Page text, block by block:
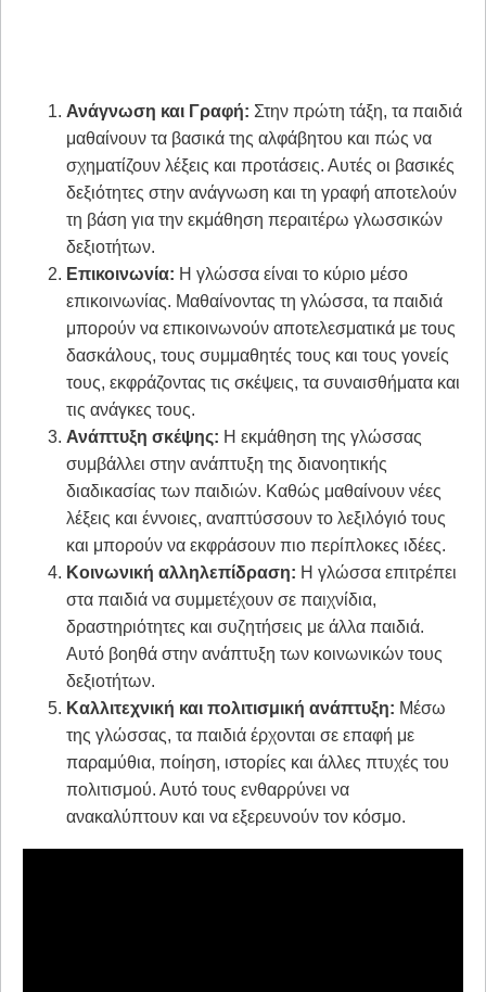
Ανάγνωση και Γραφή: Στην πρώτη τάξη, τα παιδιά
μαθαίνουν τα βασικά της αλφάβητου και πώς να
σχηματίζουν λέξεις και προτάσεις. Αυτές οι βασικές
δεξιότητες στην ανάγνωση και τη γραφή αποτελούν
τη βάση για την εκμάθηση περαιτέρω γλωσσικών
δεξιοτήτων.
Επικοινωνία: Η γλώσσα είναι το κύριο μέσο
επικοινωνίας. Μαθαίνοντας τη γλώσσα, τα παιδιά
μπορούν να επικοινωνούν αποτελεσματικά με τους
δασκάλους, τους συμμαθητές τους και τους γονείς
τους, εκφράζοντας τις σκέψεις, τα συναισθήματα και
τις ανάγκες τους.
Ανάπτυξη σκέψης: Η εκμάθηση της γλώσσας
συμβάλλει στην ανάπτυξη της διανοητικής
διαδικασίας των παιδιών. Καθώς μαθαίνουν νέες
λέξεις και έννοιες, αναπτύσσουν το λεξιλόγιό τους
και μπορούν να εκφράσουν πιο περίπλοκες ιδέες.
Κοινωνική αλληλεπίδραση: Η γλώσσα επιτρέπει
στα παιδιά να συμμετέχουν σε παιχνίδια,
δραστηριότητες και συζητήσεις με άλλα παιδιά.
Αυτό βοηθά στην ανάπτυξη των κοινωνικών τους
δεξιοτήτων.
Καλλιτεχνική και πολιτισμική ανάπτυξη: Μέσω
της γλώσσας, τα παιδιά έρχονται σε επαφή με
παραμύθια, ποίηση, ιστορίες και άλλες πτυχές του
πολιτισμού. Αυτό τους ενθαρρύνει να
ανακαλύπτουν και να εξερευνούν τον κόσμο.